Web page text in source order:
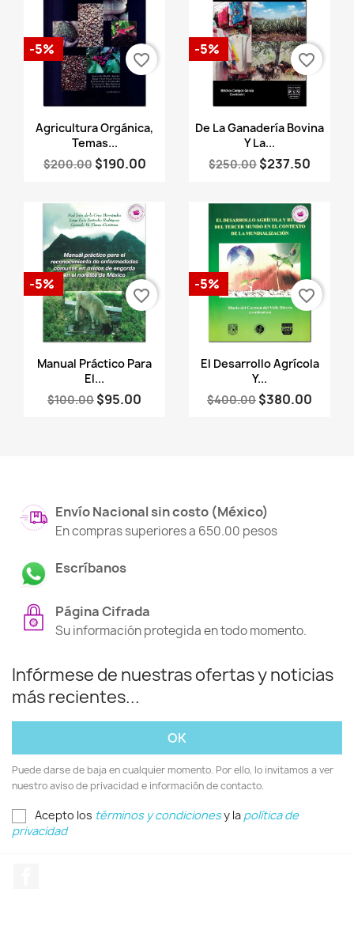
Vista rápida
Agricultura Orgánica,
Temas...
$200.00 $190.00
-5%
favorite_border
Vista rápida
De La Ganadería Bovina
Y La...
$250.00 $237.50
-5%
favorite_border
Vista rápida
Manual Práctico Para
El...
$100.00 $95.00
-5%
favorite_border
Vista rápida
El Desarrollo Agrícola
Y...
$400.00 $380.00
-5%
favorite_border
Envío Nacional sin costo (México)
En compras superiores a 650.00 pesos
Escríbanos
Página Cifrada
Su información protegida en todo momento.
Infórmese de nuestras ofertas y noticias
más recientes...
Puede darse de baja en cualquier momento. Por ello, lo invitamos a ver
nuestro aviso de privacidad e información de contacto.
Acepto los términos y condicionesy la política de
privacidad